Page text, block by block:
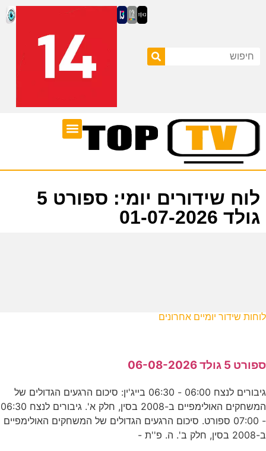
לוח שידורים יומי: ספורט 5
גולד 01-07-2026
לוחות שידור יומיים אחרונים
ספורט 5 גולד 06-08-2026
גיבורים לנצח 06:00 - 06:30 בייג'ין: סיכום הרגעים הגדולים של
המשחקים האולימפיים ב-2008 בסין, חלק א'. גיבורים לנצח 06:30
- 07:00 ספורט. סיכום הרגעים הגדולים של המשחקים האולימפיים
ב-2008 בסין, חלק ב'. ה. פ''ת -